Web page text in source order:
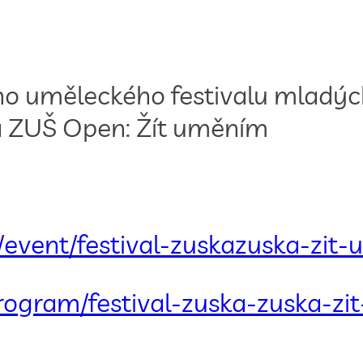
uměleckého festivalu
ZUŠ Open: Žít uměním
festival-zuskazuska-zit-
festival-zuska-zuska-